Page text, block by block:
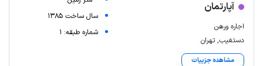
آپارتمان
اجاره ورهن
دستغیب, تهران
مشاهده جزییات
سال ساخت 1385
شماره طبقه: 1